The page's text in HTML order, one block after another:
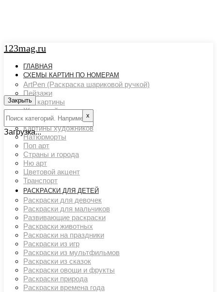
123mag.ru
ГЛАВНАЯ
СХЕМЫ КАРТИН ПО НОМЕРАМ
ArtPen (Раскраска шариковой ручкой)
Пейзажи
Арт картины
Животный мир
Люди
Картины художников
Натюрморты
Поп арт
Страны и города
Ню арт
Цветовой акцент
Транспорт
РАСКРАСКИ ДЛЯ ДЕТЕЙ
Раскраски для девочек
Раскраски для мальчиков
Развивающие раскраски
Раскраски животных
Раскраски на праздники
Раскраски из игр
Раскраски из мультфильмов
Раскраски из сказок
Раскраски овощи и фрукты
Раскраски природа
Раскраски времена года
Закрыть
х
Загрузка...